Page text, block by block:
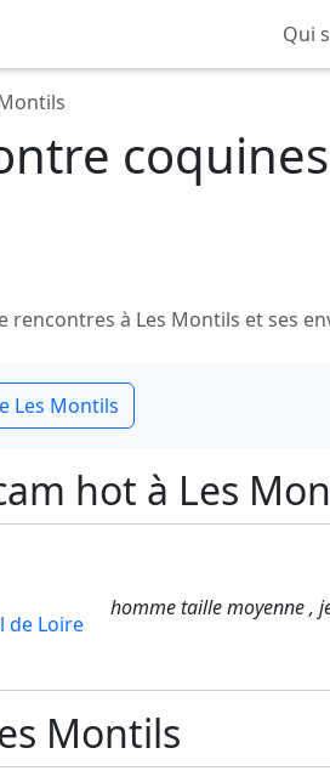
Qui
rencontres à Les Montils et ses
Les Montils
hot à Les
de Loire
homme taille moyenne ,
Montils